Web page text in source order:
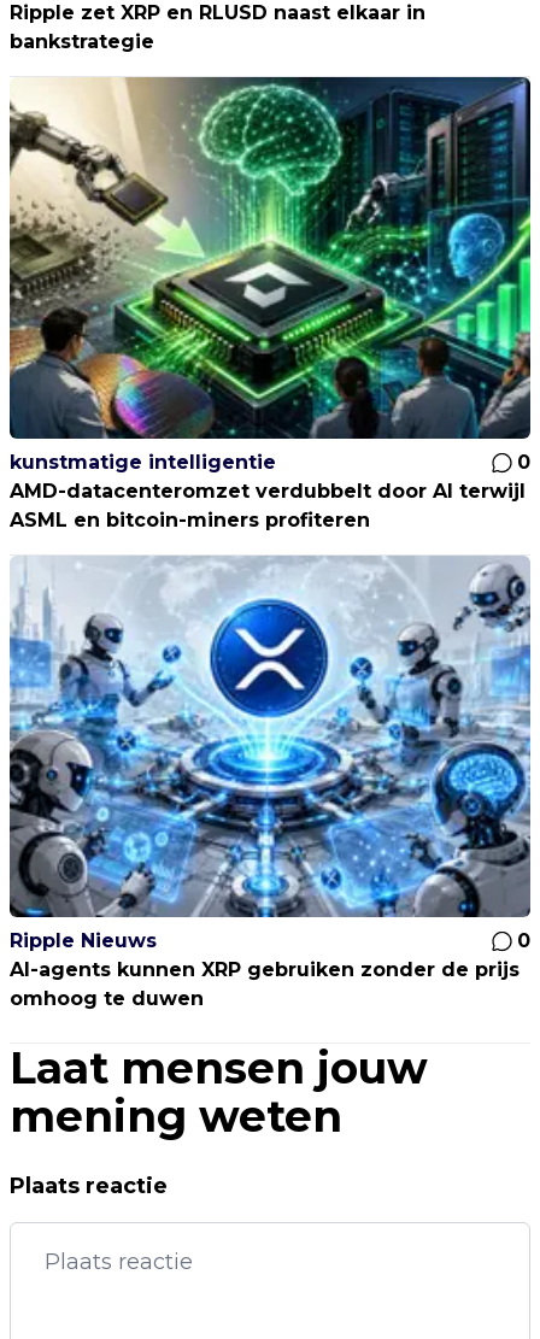
Ripple zet XRP en RLUSD naast elkaar in
bankstrategie
kunstmatige intelligentie
0
AMD-datacenteromzet verdubbelt door AI terwijl
ASML en bitcoin-miners profiteren
Ripple Nieuws
0
AI-agents kunnen XRP gebruiken zonder de prijs
omhoog te duwen
Laat mensen jouw
mening weten
Plaats reactie